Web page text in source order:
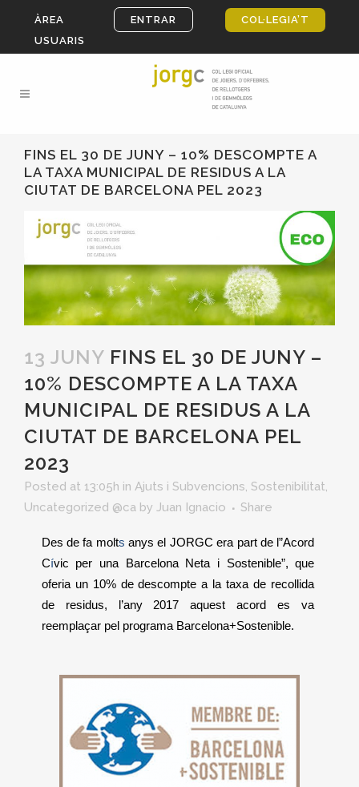
ÀREA
USUARIS
ENTRAR COL·LEGIA’T
FINS EL 30 DE JUNY – 10% DESCOMPTE A
LA TAXA MUNICIPAL DE RESIDUS A LA
CIUTAT DE BARCELONA PEL 2023
13 JUNY FINS EL 30 DE JUNY –
10% DESCOMPTE A LA TAXA
MUNICIPAL DE RESIDUS A LA
CIUTAT DE BARCELONA PEL
2023
Posted at 13:05h in Ajuts i Subvencions, Sostenibilitat,
Uncategorized @ca by Juan Ignacio Share
Des de fa molts anys el JORGC era part de l”Acord
Cívic per una Barcelona Neta i Sostenible”, que
oferia un 10% de descompte a la taxa de recollida
de residus, l’any 2017 aquest acord es va
reemplaçar pel programa Barcelona+Sostenible.